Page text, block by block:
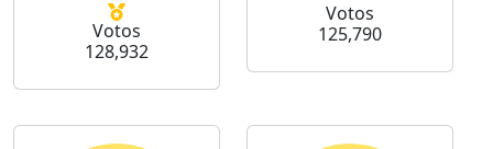
Votos
128,932
Votos
125,790